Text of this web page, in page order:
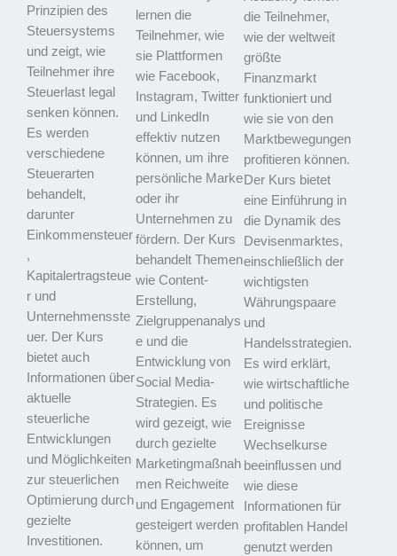
Prinzipien des
Steuersystems
und zeigt, wie
Teilnehmer ihre
Steuerlast legal
senken können.
Es werden
verschiedene
Steuerarten
behandelt,
darunter
Einkommensteuer
,
Kapitalertragsteue
r und
Unternehmensste
uer. Der Kurs
bietet auch
Informationen über
aktuelle
steuerliche
Entwicklungen
und Möglichkeiten
zur steuerlichen
Optimierung durch
gezielte
Investitionen.
lernen die
Teilnehmer, wie
sie Plattformen
wie Facebook,
Instagram, Twitter
und LinkedIn
effektiv nutzen
können, um ihre
persönliche Marke
oder ihr
Unternehmen zu
fördern. Der Kurs
behandelt Themen
wie Content-
Erstellung,
Zielgruppenanalys
e und die
Entwicklung von
Social Media-
Strategien. Es
wird gezeigt, wie
durch gezielte
Marketingmaßnah
men Reichweite
und Engagement
gesteigert werden
können, um
die Teilnehmer,
wie der weltweit
größte
Finanzmarkt
funktioniert und
wie sie von den
Marktbewegungen
profitieren können.
Der Kurs bietet
eine Einführung in
die Dynamik des
Devisenmarktes,
einschließlich der
wichtigsten
Währungspaare
und
Handelsstrategien.
Es wird erklärt,
wie wirtschaftliche
und politische
Ereignisse
Wechselkurse
beeinflussen und
wie diese
Informationen für
profitablen Handel
genutzt werden